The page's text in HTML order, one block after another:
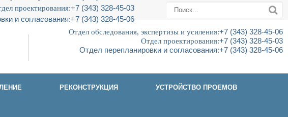
Отдел обследования, экспертизы и усиления:+7 (343) 328-45-06
Отдел проектирования:+7 (343) 328-45-03
Отдел перепланировки и согласования:+7 (343) 328-45-06
проектирования:+7 (343) 328-45-03
и согласования:+7 (343) 328-45-06
РЕКОНСТРУКЦИЯ УСТРОЙСТВО ПРОЕМОВ